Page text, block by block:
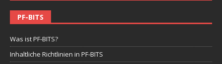
PF-BITS
Was ist PF-BITS?
Inhaltliche Richtlinien in PF-BITS